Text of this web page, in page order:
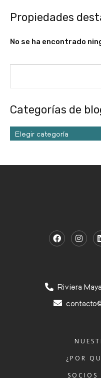
Propiedades
No se ha encontrado
Categorías de
Elegir categoría
Riviera
¿POR
SOCIOS